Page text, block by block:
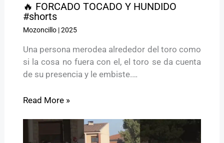
🔥 FORCADO TOCADO Y HUNDIDO
#shorts
Mozoncillo|2025
Una persona merodea alrededor del toro como
si la cosa no fuera con el, el toro se da cuenta
de su presencia y le embiste.…
Read More »